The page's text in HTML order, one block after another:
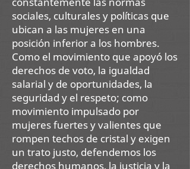
sociales, culturales y políticas que
ubican a las mujeres en una
posición inferior a los hombres.
Como el movimiento que apoyó los
derechos de voto, la igualdad
salarial y de oportunidades, la
seguridad y el respeto; como
movimiento impulsado por
mujeres fuertes y valientes que
rompen techos de cristal y exigen
un trato justo, defendemos los
derechos humanos, la justicia y la